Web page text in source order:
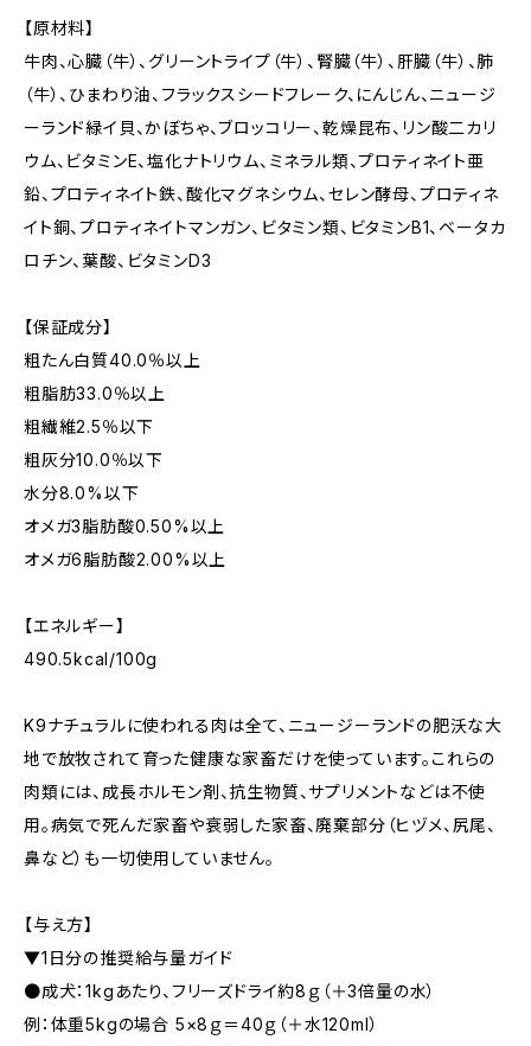
【原材料】
牛肉、心臓（牛）、グリーントライプ（牛）、腎臓（牛）、肝臓（牛）、肺
（牛）、ひまわり油、フラックスシードフレーク、にんじん、ニュージ
ーランド緑イ貝、かぼちゃ、ブロッコリー、乾燥昆布、リン酸二カリ
ウム、ビタミンE、塩化ナトリウム、ミネラル類、プロティネイト亜
鉛、プロティネイト鉄、酸化マグネシウム、セレン酵母、プロティネ
イト銅、プロティネイトマンガン、ビタミン類、ビタミンB1、ベータカ
ロチン、葉酸、ビタミンD3
【保証成分】
粗たん白質40.0％以上
粗脂肪33.0％以上
粗繊維2.5％以下
粗灰分10.0％以下
水分8.0%以下
オメガ3脂肪酸0.50%以上
オメガ6脂肪酸2.00%以上
【エネルギー】
490.5kcal/100g
K9ナチュラルに使われる肉は全て、ニュージーランドの肥沃な大
地で放牧されて育った健康な家畜だけを使っています。これらの
肉類には、成長ホルモン剤、抗生物質、サプリメントなどは不使
用。病気で死んだ家畜や衰弱した家畜、廃棄部分（ヒヅメ、尻尾、
鼻など）も一切使用していません。
【与え方】
▼1日分の推奨給与量ガイド
●成犬：1kgあたり、フリーズドライ約8ｇ（＋3倍量の水）
例：体重5kgの場合 5×8ｇ＝40ｇ（＋水120ml）